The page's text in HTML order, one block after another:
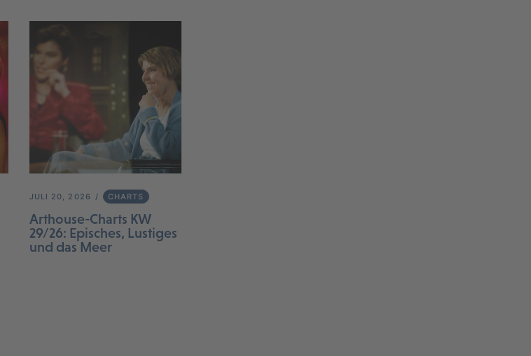
JULI 20, 2026 CHARTS
Arthouse-Charts KW
29/26: Episches, Lustiges
und das Meer